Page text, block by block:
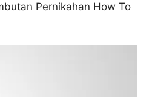
Pernikahan How To